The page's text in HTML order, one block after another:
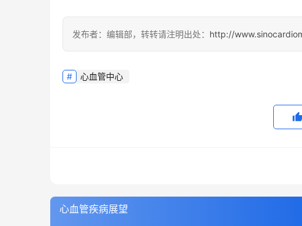
发布者：编辑部，转转请注明出处： http://
心血管中心
心血管疾病展望